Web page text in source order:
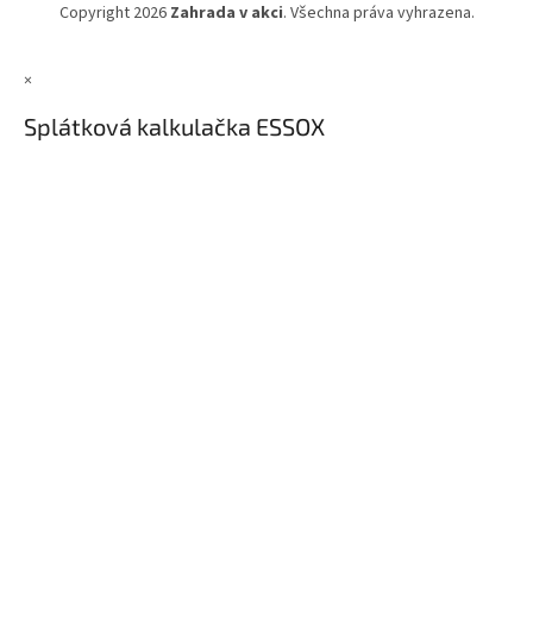
Copyright 2026 Zahrada v akci. Všechna práva vyhrazena.
×
Splátková kalkulačka ESSOX